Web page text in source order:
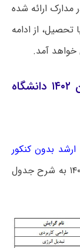
ارائه شده
از ادامه
آمد.
رشته های کارشناسی ارشد بدون آزمون ۱۴۰۲ دانشگاه
بدون کنکور
دانشگاه خلیج فارس در سال تحصیلی ۱۴۰۳-۱۴۰۲ به شرح جدول